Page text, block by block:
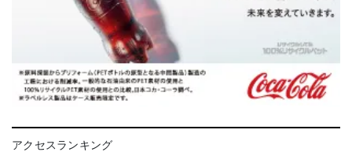
アクセスランキング